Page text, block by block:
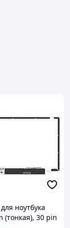
ноутбука
(тонкая), 30 pin